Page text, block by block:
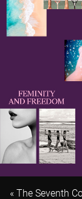
« The Seventh